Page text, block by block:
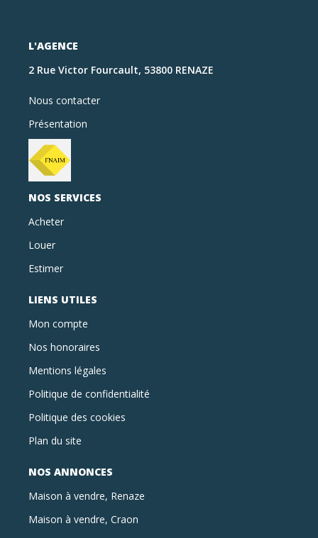
L'AGENCE
2 Rue Victor Fourcault, 53800 RENAZE
Nous contacter
Présentation
NOS SERVICES
Acheter
Louer
Estimer
LIENS UTILES
Mon compte
Nos honoraires
Mentions légales
Politique de confidentialité
Politique des cookies
Plan du site
NOS ANNONCES
Maison à vendre, Renaze
Maison à vendre, Craon